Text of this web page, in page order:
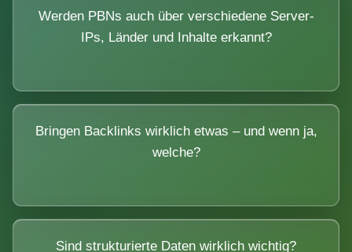
Werden PBNs auch über verschiedene Server-
IPs, Länder und Inhalte erkannt?
Bringen Backlinks wirklich etwas – und wenn ja,
welche?
Sind strukturierte Daten wirklich wichtig?